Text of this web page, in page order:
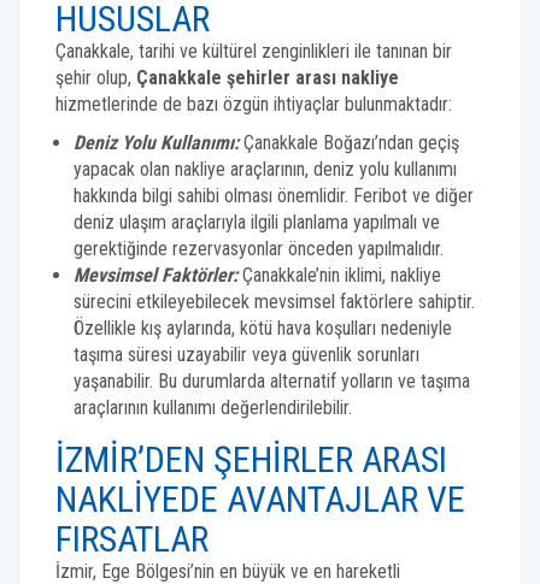
HUSUSLAR
Çanakkale, tarihi ve kültürel zenginlikleri ile tanınan bir
şehir olup, Çanakkale şehirler arası nakliye
hizmetlerinde de bazı özgün ihtiyaçlar bulunmaktadır:
Deniz Yolu Kullanımı:Çanakkale Boğazı’ndan geçiş
yapacak olan nakliye araçlarının, deniz yolu kullanımı
hakkında bilgi sahibi olması önemlidir. Feribot ve diğer
deniz ulaşım araçlarıyla ilgili planlama yapılmalı ve
gerektiğinde rezervasyonlar önceden yapılmalıdır.
Mevsimsel Faktörler:Çanakkale’nin iklimi, nakliye
sürecini etkileyebilecek mevsimsel faktörlere sahiptir.
Özellikle kış aylarında, kötü hava koşulları nedeniyle
taşıma süresi uzayabilir veya güvenlik sorunları
yaşanabilir. Bu durumlarda alternatif yolların ve taşıma
araçlarının kullanımı değerlendirilebilir.
İZMIR’DEN ŞEHIRLER ARASI
NAKLIYEDE AVANTAJLAR VE
FIRSATLAR
İzmir, Ege Bölgesi’nin en büyük ve en hareketli